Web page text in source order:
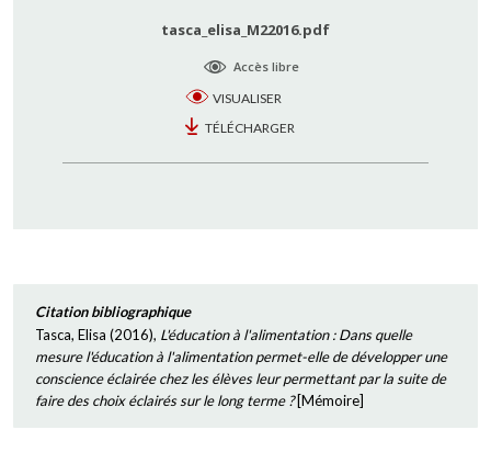
tasca_elisa_M22016.pdf
Accès libre
VISUALISER
TÉLÉCHARGER
Citation bibliographique
Tasca, Elisa (2016), L'éducation à l'alimentation : Dans quelle
mesure l'éducation à l'alimentation permet-elle de développer une
conscience éclairée chez les élèves leur permettant par la suite de
faire des choix éclairés sur le long terme ?[Mémoire]